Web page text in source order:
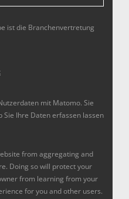
ist die Branchenvertretung
mit Matomo. Sie
Sie Ihre Daten erfassen lassen
from aggregating and
Doing so will protect your
from learning from your
for you and other users.